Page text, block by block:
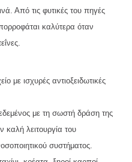
Από τις φυτικές του πηγές
καλύτερα όταν
με ισχυρές αντιοξειδωτικές
με τη σωστή δράση της
καλή λειτουργία του
συστήματος.